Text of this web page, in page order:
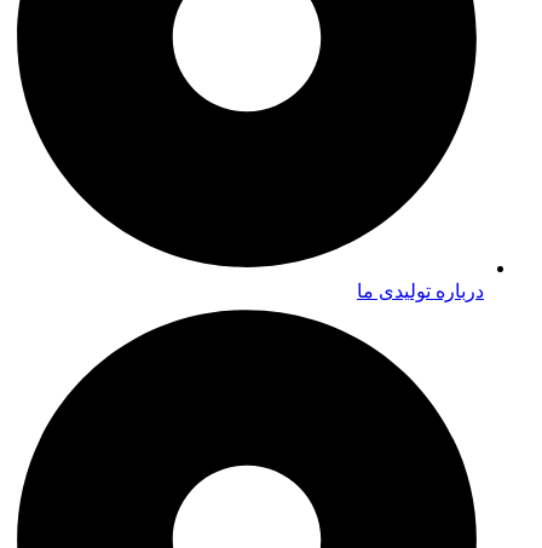
درباره تولیدی ما